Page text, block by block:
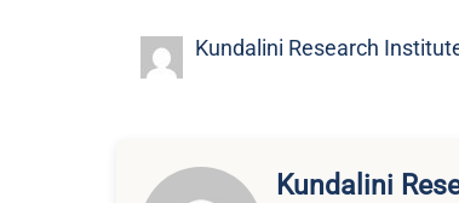
Kundalini Research
Kundalini